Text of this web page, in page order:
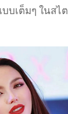
บเต็มๆ ในสไ